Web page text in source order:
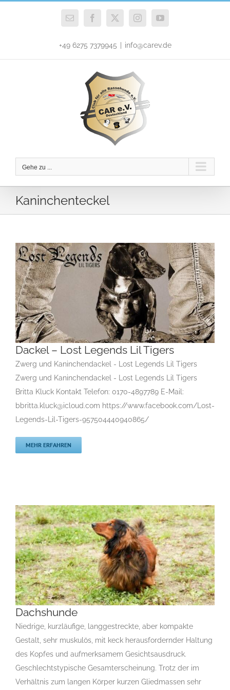
E-
Facebook
X InstagramYouTube
+49 6275 7379945 info@carev.de
Gehe zu ...
Kaninchenteckel
Dackel – Lost Legends Lil Tigers
Gruppe 4 Gruppe 4-Dachshunde Rassehunde Standard
Rassehundezüchter
Dackel – Lost Legends Lil Tigers
Zwerg und Kaninchendackel - Lost Legends Lil Tigers
Zwerg und Kaninchendackel - Lost Legends Lil Tigers
Britta Kluck Kontakt Telefon: 0170-4897789 E-Mail:
bbritta.kluck@icloud.com https://www.facebook.com/Lost-
Legends-Lil-Tigers-957504440940865/
MEHR ERFAHREN
Dachshunde
D Gruppe 4 Gruppe 4-Dachshunde Rassehunde Standard
Rassehunde von A bis Z
Dachshunde
Niedrige, kurzläufige, langgestreckte, aber kompakte
Gestalt, sehr muskulös, mit keck herausfordernder Haltung
des Kopfes und aufmerksamem Gesichtsausdruck.
Geschlechtstypische Gesamterscheinung. Trotz der im
Verhältnis zum langen Körper kurzen Gliedmassen sehr